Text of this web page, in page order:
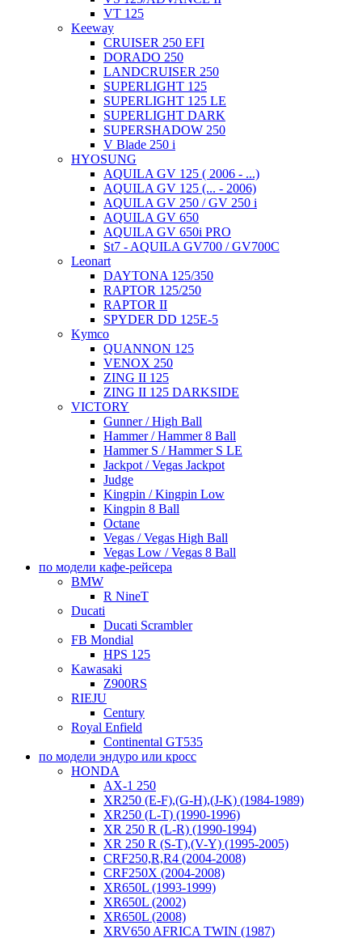
VT 125
Keeway
CRUISER 250 EFI
DORADO 250
LANDCRUISER 250
SUPERLIGHT 125
SUPERLIGHT 125 LE
SUPERLIGHT DARK
SUPERSHADOW 250
V Blade 250 i
HYOSUNG
AQUILA GV 125 ( 2006 - ...)
AQUILA GV 125 (... - 2006)
AQUILA GV 250 / GV 250 i
AQUILA GV 650
AQUILA GV 650i PRO
St7 - AQUILA GV700 / GV700C
Leonart
DAYTONA 125/350
RAPTOR 125/250
RAPTOR II
SPYDER DD 125E-5
Kymco
QUANNON 125
VENOX 250
ZING II 125
ZING II 125 DARKSIDE
VICTORY
Gunner / High Ball
Hammer / Hammer 8 Ball
Hammer S / Hammer S LE
Jackpot / Vegas Jackpot
Judge
Kingpin / Kingpin Low
Kingpin 8 Ball
Octane
Vegas / Vegas High Ball
Vegas Low / Vegas 8 Ball
по модели кафе-рейсера
BMW
R NineT
Ducati
Ducati Scrambler
FB Mondial
HPS 125
Kawasaki
Z900RS
RIEJU
Century
Royal Enfield
Continental GT535
по модели эндуро или кросс
HONDA
AX-1 250
XR250 (E-F),(G-H),(J-K) (1984-1989)
XR250 (L-T) (1990-1996)
XR 250 R (L-R) (1990-1994)
XR 250 R (S-T),(V-Y) (1995-2005)
CRF250,R,R4 (2004-2008)
CRF250X (2004-2008)
XR650L (1993-1999)
XR650L (2002)
XR650L (2008)
XRV650 AFRICA TWIN (1987)